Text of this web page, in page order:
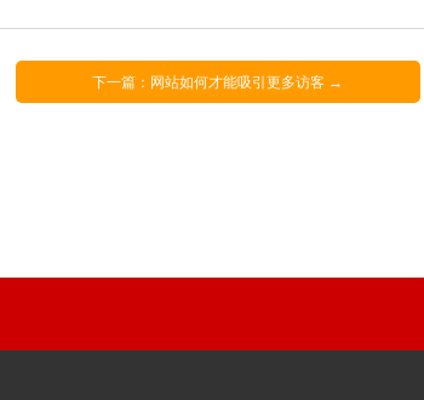
下一篇：网站如何才能吸引更多访客 →